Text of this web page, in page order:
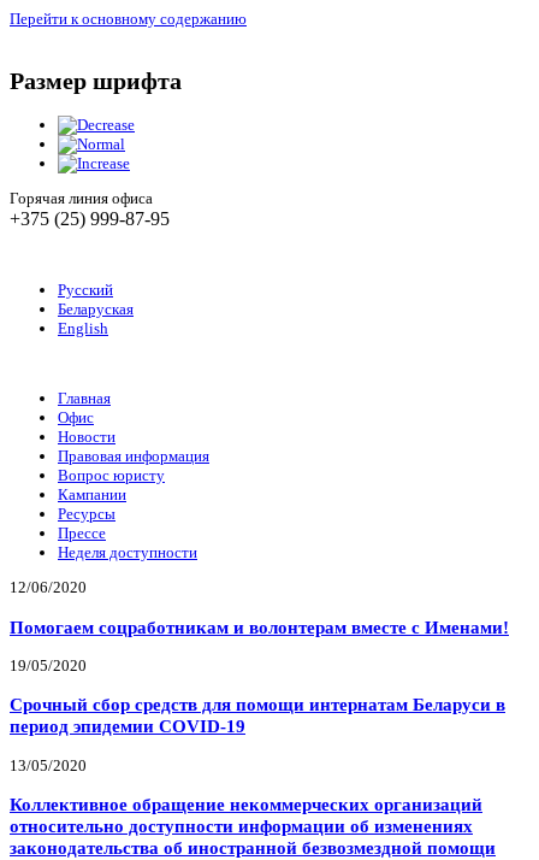
Перейти к основному содержанию
Размер шрифта
Горячая линия офиса
+375 (25) 999-87-95
Русский
Беларуская
English
Главная
Офис
Новости
Правовая информация
Вопрос юристу
Кампании
Ресурсы
Прессе
Неделя доступности
12/06/2020
Помогаем соцработникам и волонтерам вместе с Именами!
19/05/2020
Срочный сбор средств для помощи интернатам Беларуси в
период эпидемии COVID-19
13/05/2020
Коллективное обращение некоммерческих организаций
относительно доступности информации об изменениях
законодательства об иностранной безвозмездной помощи